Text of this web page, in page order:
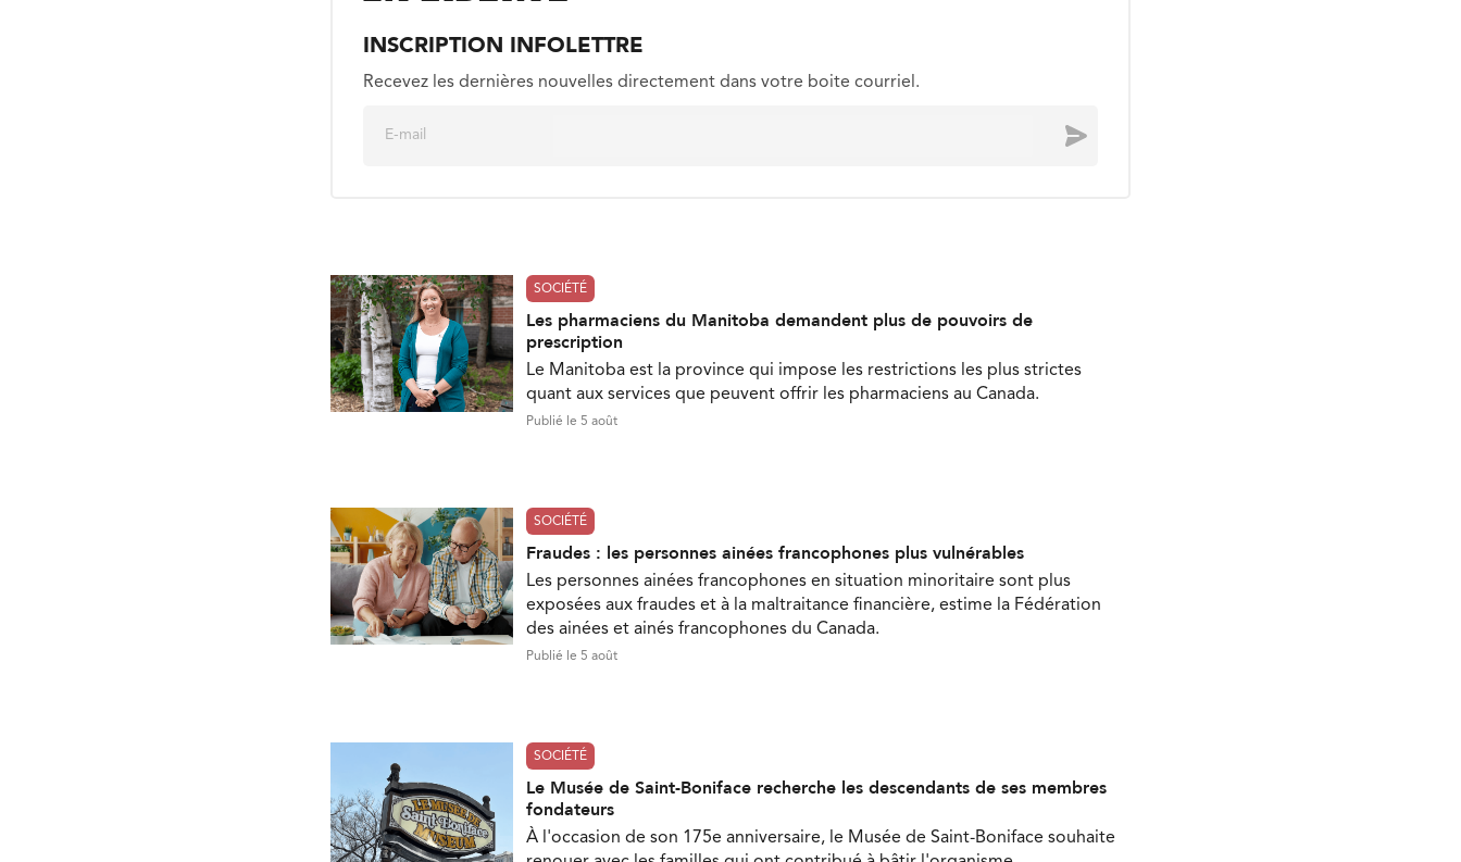
INSCRIPTION INFOLETTRE
Recevez les dernières nouvelles directement dans votre boite courriel.
Envoyer
SOCIÉTÉ
Les pharmaciens du Manitoba demandent plus de pouvoirs de
prescription
Le Manitoba est la province qui impose les restrictions les plus strictes
quant aux services que peuvent offrir les pharmaciens au Canada.
Publié le 5 août
SOCIÉTÉ
Fraudes : les personnes ainées francophones plus vulnérables
Les personnes ainées francophones en situation minoritaire sont plus
exposées aux fraudes et à la maltraitance financière, estime la Fédération
des ainées et ainés francophones du Canada.
Publié le 5 août
SOCIÉTÉ
Le Musée de Saint-Boniface recherche les descendants de ses membres
fondateurs
À l'occasion de son 175e anniversaire, le Musée de Saint-Boniface souhaite